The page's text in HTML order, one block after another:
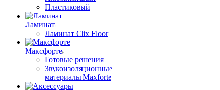
Пластиковый
Ламинат
Ламинат Clix Floor
Максфорте
Готовые решения
Звукоизоляционные
материалы Maxforte